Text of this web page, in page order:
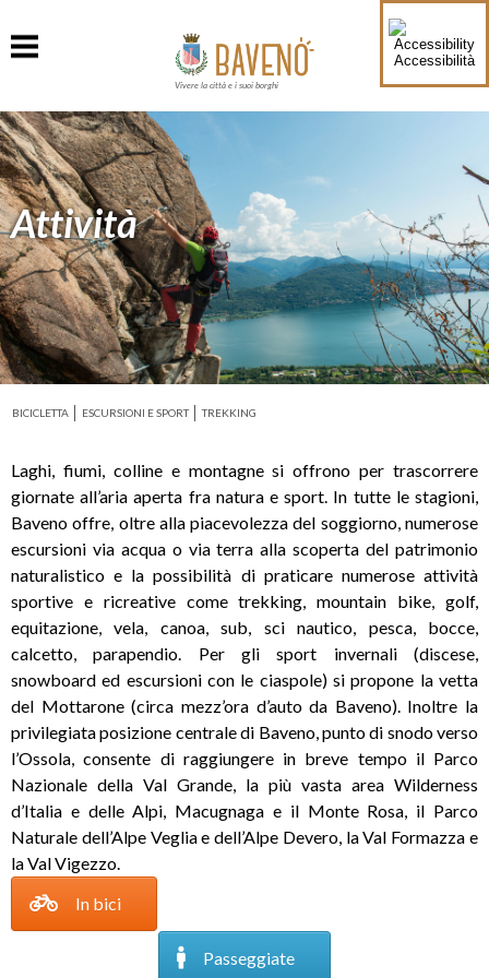
Accessibilità
Vivere la città e i suoi borghi
Attività
BICICLETTA ESCURSIONI E SPORT TREKKING
Laghi, fiumi, colline e montagne si offrono per trascorrere
giornate all’aria aperta fra natura e sport. In tutte le stagioni,
Baveno offre, oltre alla piacevolezza del soggiorno, numerose
escursioni via acqua o via terra alla scoperta del patrimonio
naturalistico e la possibilità di praticare numerose attività
sportive e ricreative come trekking, mountain bike, golf,
equitazione, vela, canoa, sub, sci nautico, pesca, bocce,
calcetto, parapendio. Per gli sport invernali (discese,
snowboard ed escursioni con le ciaspole) si propone la vetta
del Mottarone (circa mezz’ora d’auto da Baveno). Inoltre la
privilegiata posizione centrale di Baveno, punto di snodo verso
l’Ossola, consente di raggiungere in breve tempo il Parco
Nazionale della Val Grande, la più vasta area Wilderness
d’Italia e delle Alpi, Macugnaga e il Monte Rosa, il Parco
Naturale dell’Alpe Veglia e dell’Alpe Devero, la Val Formazza e
la Val Vigezzo.
In bici
Passeggiate